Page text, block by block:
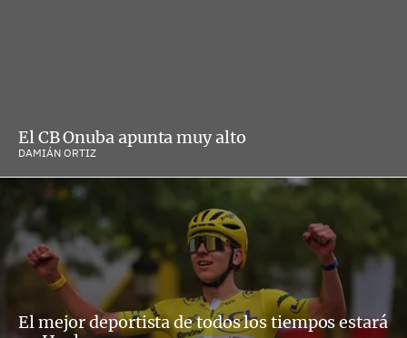
El CB Onuba apunta muy alto
DAMIÁN ORTIZ
El mejor deportista de todos los tiempos estará